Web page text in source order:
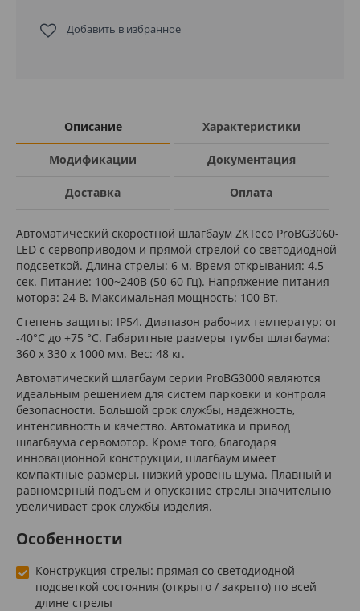
Добавить в избранное
Описание Характеристики
Модификации Документация
Доставка Оплата
Автоматический скоростной шлагбаум ZKTeco ProBG3060-
LED с сервоприводом и прямой стрелой со светодиодной
подсветкой. Длина стрелы: 6 м. Время открывания: 4.5
сек. Питание: 100~240В (50-60 Гц). Напряжение питания
мотора: 24 В. Максимальная мощность: 100 Вт.
Степень защиты: IP54. Диапазон рабочих температур: от
-40°C до +75 °C. Габаритные размеры тумбы шлагбаума:
360 х 330 х 1000 мм. Вес: 48 кг.
Автоматический шлагбаум серии ProBG3000 являются
идеальным решением для систем парковки и контроля
безопасности. Большой срок службы, надежность,
интенсивность и качество. Автоматика и привод
шлагбаума сервомотор. Кроме того, благодаря
инновационной конструкции, шлагбаум имеет
компактные размеры, низкий уровень шума. Плавный и
равномерный подъем и опускание стрелы значительно
увеличивает срок службы изделия.
Особенности
Конструкция стрелы: прямая со светодиодной
подсветкой состояния (открыто / закрыто) по всей
длине стрелы